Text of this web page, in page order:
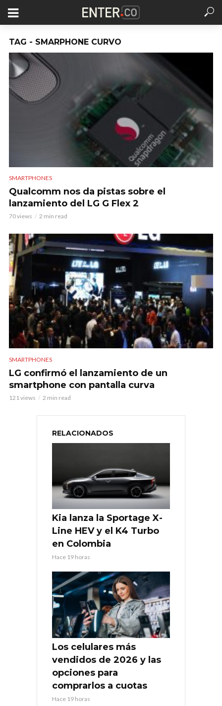
TAG - SMARPHONE CURVO
SMARTPHONES
Qualcomm nos da pistas sobre el
lanzamiento del LG G Flex 2
70 views 2 min read
SMARTPHONES
LG confirmó el lanzamiento de un
smartphone con pantalla curva
121 views 2 min read
RELACIONADOS
Kia lanza la Sportage X-
Line HEV y el K4 Turbo
en Colombia
Hace 19 horas
Los celulares más
vendidos de 2026 y las
opciones para
comprarlos a cuotas
Hace 19 horas